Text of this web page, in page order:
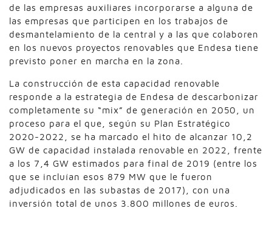
de las empresas auxiliares incorporarse a alguna de
las empresas que participen en los trabajos de
desmantelamiento de la central y a las que colaboren
en los nuevos proyectos renovables que Endesa tiene
previsto poner en marcha en la zona.
La construcción de esta capacidad renovable
responde a la estrategia de Endesa de descarbonizar
completamente su “mix” de generación en 2050, un
proceso para el que, según su Plan Estratégico
2020-2022, se ha marcado el hito de alcanzar 10,2
GW de capacidad instalada renovable en 2022, frente
a los 7,4 GW estimados para final de 2019 (entre los
que se incluían esos 879 MW que le fueron
adjudicados en las subastas de 2017), con una
inversión total de unos 3.800 millones de euros.